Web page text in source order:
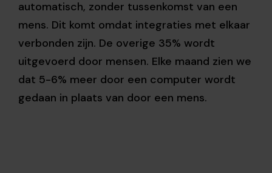
automatisch, zonder tussenkomst van een
mens. Dit komt omdat integraties met elkaar
verbonden zijn. De overige 35% wordt
uitgevoerd door mensen. Elke maand zien we
dat 5-6% meer door een computer wordt
gedaan in plaats van door een mens.